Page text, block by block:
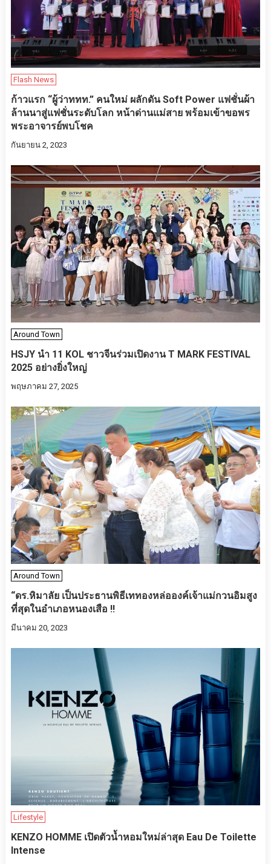
Flash News
ก้าวแรก “ผู้ว่าททท.” คนใหม่ ผลักดัน Soft Power แฟชั่นผ้า
ล้านนาสู่แฟชั่นระดับโลก หน้าด่านแม่สาย พร้อมเข้าขอพร
พระอาจารย์พบโชค
กันยายน 2, 2023
Around Town
HSJY นำ 11 KOL ชาวจีนร่วมเปิดงาน T MARK FESTIVAL
2025 อย่างยิ่งใหญ่
พฤษภาคม 27, 2025
Around Town
“ดร.หิมาลัย เป็นประธานพิธีเททองหล่อองค์เจ้าแม่กวนอิมสูง
ที่สุดในอำเภอหนองเสือ !!
มีนาคม 20, 2023
Lifestyle
KENZO HOMME เปิดตัวน้ำหอมใหม่ล่าสุด Eau De Toilette
Intense